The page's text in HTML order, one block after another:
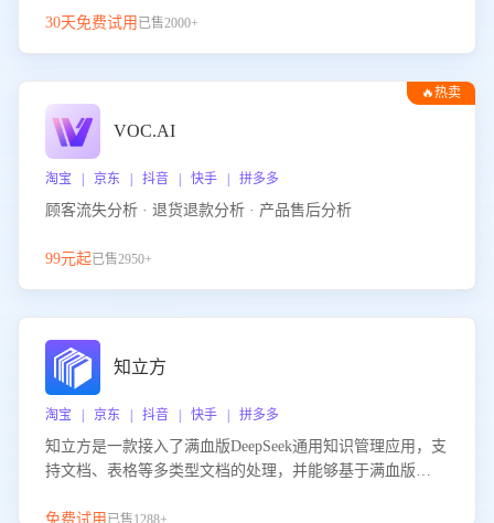
30天免费试用 已售2000+
🔥热卖
VOC.AI
淘宝 | 京东 | 抖音 | 快手 | 拼多多
顾客流失分析 · 退货退款分析 · 产品售后分析
99元起已售2950+
知立方
淘宝 | 京东 | 抖音 | 快手 | 拼多多
知立方是一款接入了满血版DeepSeek通用知识管理应用，支
持文档、表格等多类型文档的处理，并能够基于满血版
识支持，帮助用户高效管理和利用知识资源。通过该产品，
免费试用 已售1288+